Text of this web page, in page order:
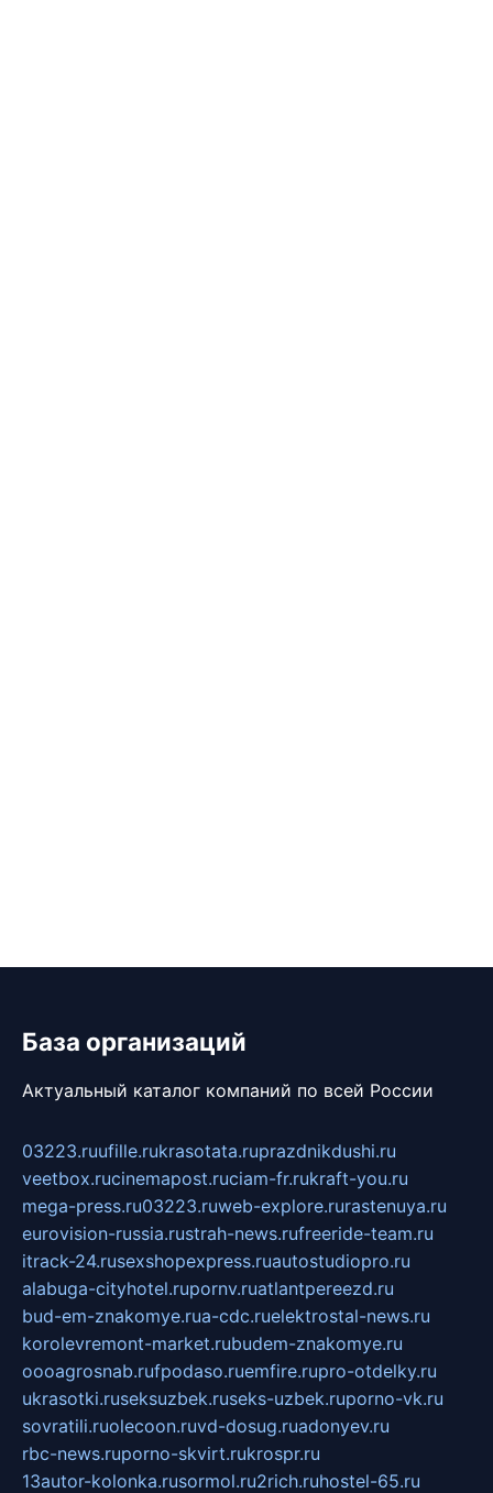
База организаций
Актуальный каталог компаний по всей России
03223.ruufille.rukrasotata.ruprazdnikdushi.ru
veetbox.rucinemapost.ruciam-fr.rukraft-you.ru
mega-press.ru03223.ruweb-explore.rurastenuya.ru
eurovision-russia.rustrah-news.rufreeride-team.ru
itrack-24.rusexshopexpress.ruautostudiopro.ru
alabuga-cityhotel.rupornv.ruatlantpereezd.ru
bud-em-znakomye.rua-cdc.ruelektrostal-news.ru
korolevremont-market.rubudem-znakomye.ru
oooagrosnab.rufpodaso.ruemfire.rupro-otdelky.ru
ukrasotki.ruseksuzbek.ruseks-uzbek.ruporno-vk.ru
sovratili.ruolecoon.ruvd-dosug.ruadonyev.ru
rbc-news.ruporno-skvirt.rukrospr.ru
13autor-kolonka.rusormol.ru2rich.ruhostel-65.ru